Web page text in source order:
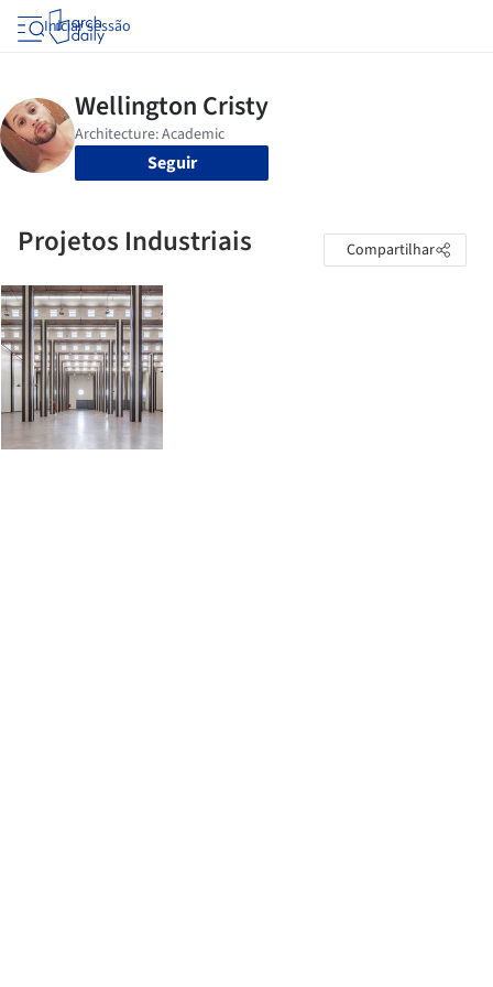
Iniciar sessão
Seguir
Projetos Industriais Compartilhar